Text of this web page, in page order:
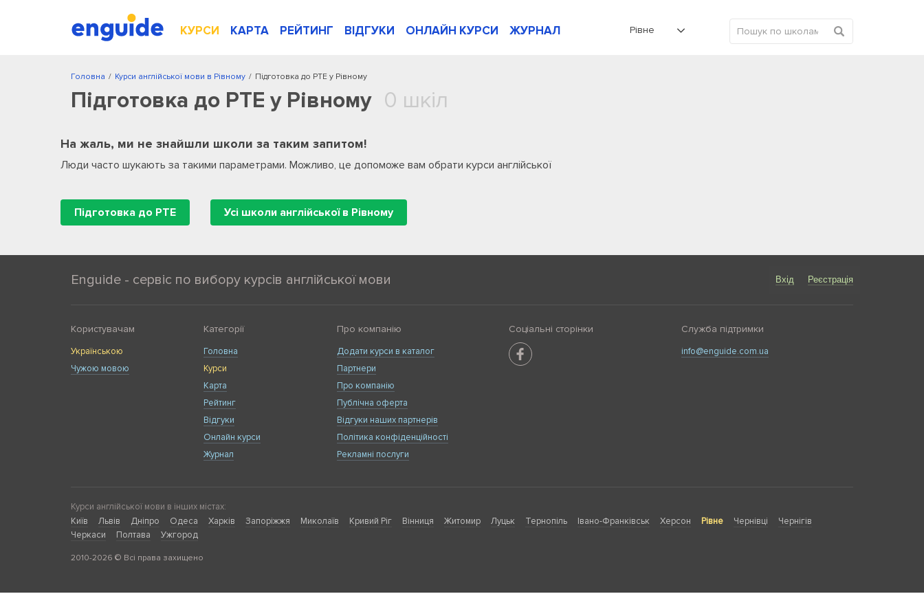
КУРСИ КАРТА РЕЙТИНГ ВІДГУКИ ОНЛАЙН КУРСИ ЖУРНАЛ Рівне
/
Головна /
Курси англійської мови в Рівному Підготовка до PTE у Рівному
Підготовка до PTE у Рівному 0 шкіл
На жаль, ми не знайшли школи за таким запитом!
Люди часто шукають за такими параметрами. Можливо, це допоможе вам обрати курси англійської
Підготовка до PTE Усі школи англійської в Рівному
Enguide - сервіс по вибору курсів англійської мови Вхід Реєстрація
Користувачам
Українською
Чужою мовою
Категорії
Головна
Курси
Карта
Рейтинг
Відгуки
Онлайн курси
Журнал
Про компанію
Додати курси в каталог
Партнери
Про компанію
Публічна оферта
Відгуки наших партнерів
Політика конфіденційності
Рекламні послуги
Соціальні сторінки Служба підтримки
info@enguide.com.ua
Курси англійської мови в інших містах:
Київ
Львів Дніпро Одеса Харків Запоріжжя Миколаїв Кривий Ріг Вінниця Житомир Луцьк Тернопіль Івано-Франківськ Херсон Рівне Чернівці
Чернігів
Черкаси
Полтава Ужгород
2010-2026 © Всі права захищено